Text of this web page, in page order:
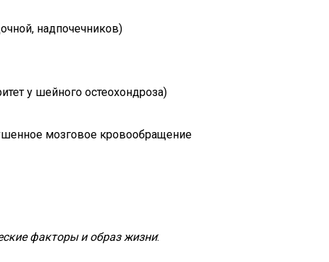
надпочечников)
у шейного остеохондроза)
мозговое кровообращение
факторы и образ жизни: